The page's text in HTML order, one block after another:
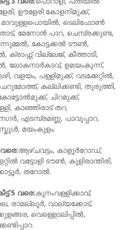
ഊളേരി കോളനിമുക്ക്,
മാവുള്ളപൊയില്‍, ടെലിഫോണ്‍
മേനോൻ പാറ, ചെമ്പ്രക്കുണ്ട,
കോട്ടക്കൽ ടൗണ്‍,
വില്ലേജ്, കീത്താടി,
ലോകനാര്‍കാവ്, ഉമയംകുന്ന്,
വളയം, പള്ളിമുക്ക്, വടക്കേറ്റില്‍,
കല്ലിക്കണ്ടി, തുരുത്തി,
ചിറമുക്ക്,
കാഞ്ഞിരാട് തറ,
എടമ്പ്രമണ്ണ, പാവുപ്പാറ,
സ്കൂള്‍, മയംകുളം.
ആഴ്ചവട്ടം, കാളൂര്‍റോഡ്,
വട്ടോളി ടൗണ്‍, കുളിരാന്തിരി,
തറോല്‍.
5 വരെ:കൂനംവള്ളിക്കാവ്,
രാമല്ലൂര്‍, വാല്യക്കോട്,
വെള്ളൊലിപ്പില്‍,